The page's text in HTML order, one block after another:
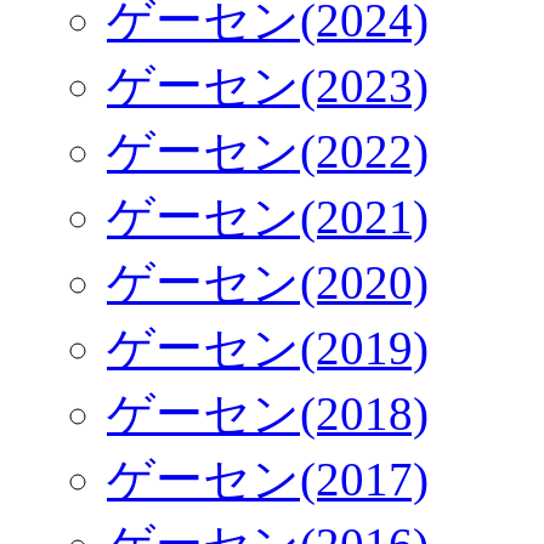
ゲーセン(2024)
ゲーセン(2023)
ゲーセン(2022)
ゲーセン(2021)
ゲーセン(2020)
ゲーセン(2019)
ゲーセン(2018)
ゲーセン(2017)